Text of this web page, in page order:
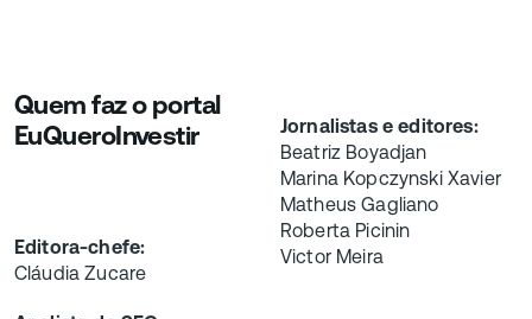
Quem faz o portal
EuQueroInvestir
Editora-chefe:
Cláudia Zucare
Jornalistas e editores:
Beatriz Boyadjan
Marina Kopczynski Xavier
Matheus Gagliano
Roberta Picinin
Victor Meira